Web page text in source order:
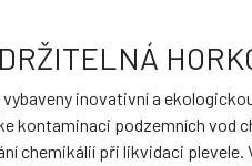
inovativní a
kontaminaci podzemních vod
chemikálií při likvidaci